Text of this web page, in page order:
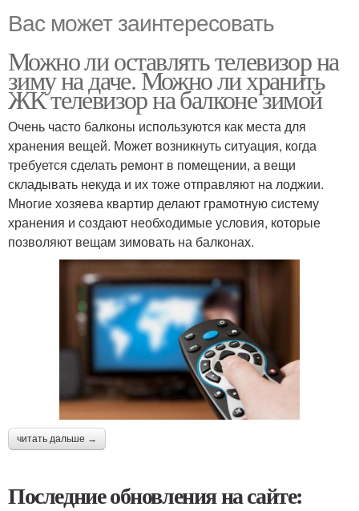
Вас может заинтересовать
Можно ли оставлять телевизор на
зиму на даче. Можно ли хранить
ЖК телевизор на балконе зимой
Очень часто балконы используются как места для
хранения вещей. Может возникнуть ситуация, когда
требуется сделать ремонт в помещении, а вещи
складывать некуда и их тоже отправляют на лоджии.
Многие хозяева квартир делают грамотную систему
хранения и создают необходимые условия, которые
позволяют вещам зимовать на балконах.
читать дальше →
Последние обновления на сайте: